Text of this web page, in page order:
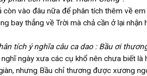
còn vào đâu nữa để phân tích thêm về
bay thẳng về Trời mà chả cần ở lại
tích ý nghĩa câu ca dao : Bầu ơi
ngày xưa các cụ khổ nên chưa biết là
nhưng Bầu chỉ thương được xương